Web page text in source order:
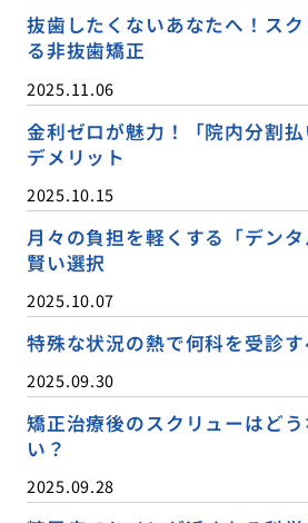
抜歯したくないあなたへ！ス
る非抜歯矯正
2025.11.06
金利ゼロが魅力！「院内分割払
デメリット
2025.10.15
月々の負担を軽くする「デン
賢い選択
2025.10.07
特殊な状況の熱で何科を受診
2025.09.30
矯正治療後のスクリューはど
い？
2025.09.28